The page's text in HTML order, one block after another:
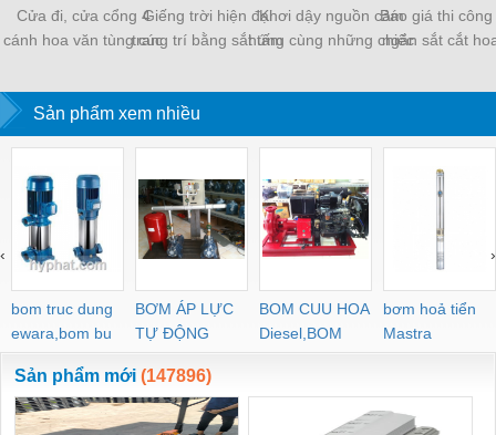
Cửa đi, cửa cổng 4
cánh hoa văn tùng cúc
epoxy 2 thành phần 4
lớp cao cấp
Giếng trời hiện đại
trang trí bằng sắt tấm
thuật đẹp, độc đáo,
sang trọng
Khơi dậy nguồn cảm
hứng cùng những chiếc
nhất
Báo giá thi
ngăn sắt cắt
thự, nhà phố
Sản phẩm xem nhiều
bom truc dung
ewara,bom bu
ewara
BƠM ÁP LỰC
TỰ ĐỘNG
BOM CUU HOA
Diesel,BOM
CHUA CHAY
bơm hoả tiển
Mastra
‹ ›
Sản phẩm mới (147896)